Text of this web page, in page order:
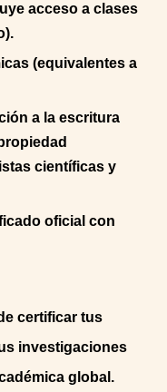
acceso a clases
(equivalentes a
a la escritura
científicas y
oficial con
certificar tus
investigaciones
global.